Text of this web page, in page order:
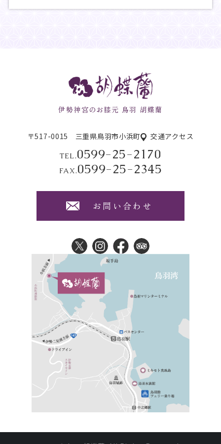
伊勢神宮のお膝元 鳥羽 胡蝶蘭
〒517-0015 三重県鳥羽市小浜町 交通アクセス
0599-25-2170
0599-25-2345
お問い合わせ